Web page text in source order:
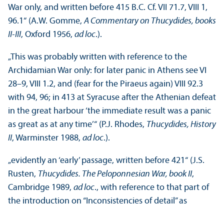
War only, and written before 415 B.C. Cf. VII 71.7, VIII 1,
96.1“ (A.W. Gomme,A Commentary on Thucydides, books
II-III, Oxford 1956, ad loc.).
„This was probably written with reference to the
Archidamian War only: for later panic in Athens see VI
28–9, VIII 1.2, and (fear for the Piraeus again) VIII 92.3
with 94, 96; in 413 at Syracuse after the Athenian defeat
in the great harbour ‘the immediate result was a panic
as great as at any time’“ (P.J. Rhodes, Thucydides, History
II, Warminster 1988, ad loc.).
„evidently an ‘early’ passage, written before 421“ (J.S.
Rusten, Thucydides. The Peloponnesian War, book II,
Cambridge 1989, ad loc., with reference to that part of
the introduction on “Inconsistencies of detail” as